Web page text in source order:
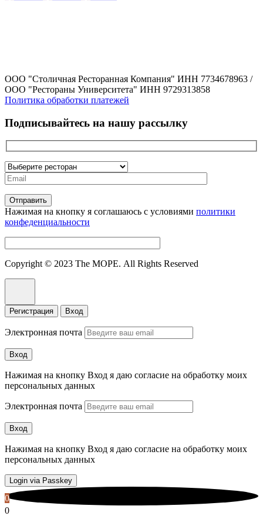
ООО "Столичная Ресторанная Компания" ИНН 7734678963 /
ООО "Рестораны Университета" ИНН 9729313858
Политика обработки платежей
Подписывайтесь на нашу рассылку
Нажимая на кнопку я соглашаюсь с условиями политики
конфеденциальности
Copyright © 2023 The МОРЕ. All Rights Reserved
Регистрация Вход
Электронная почта
Вход
Нажимая на кнопку Вход я даю согласие на обработку моих
персональных данных
Электронная почта
Вход
Нажимая на кнопку Вход я даю согласие на обработку моих
персональных данных
Login via Passkey
0
0